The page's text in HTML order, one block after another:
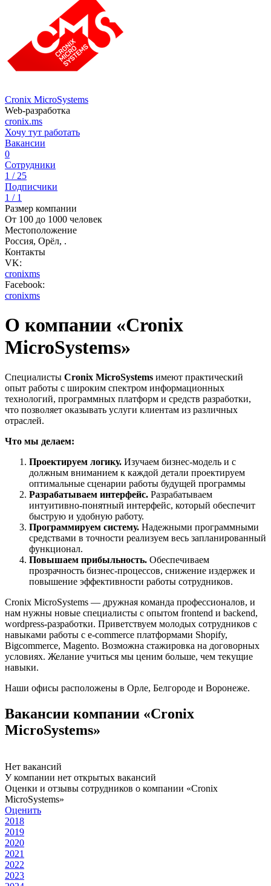
Cronix MicroSystems
Web-разработка
cronix.ms
Хочу тут работать
Вакансии
0
Сотрудники
1 / 25
Подписчики
1 / 1
Размер компании
От 100 до 1000 человек
Местоположение
Россия, Орёл, .
Контакты
VK:
cronixms
Facebook:
cronixms
О компании «Cronix
MicroSystems»
Специалисты Cronix MicroSystems имеют практический
опыт работы с широким спектром информационных
технологий, программных платформ и средств разработки,
что позволяет оказывать услуги клиентам из различных
отраслей.
Что мы делаем:
Проектируем логику. Изучаем бизнес-модель и с
должным вниманием к каждой детали проектируем
оптимальные сценарии работы будущей программы
Разрабатываем интерфейс. Разрабатываем
интуитивно-понятный интерфейс, который обеспечит
быструю и удобную работу.
Программируем систему. Надежными программными
средствами в точности реализуем весь запланированный
функционал.
Повышаем прибыльность. Обеспечиваем
прозрачность бизнес-процессов, снижение издержек и
повышение эффективности работы сотрудников.
Cronix MicroSystems — дружная команда профессионалов, и
нам нужны новые специалисты с опытом frontend и backend,
wordpress-разработки. Приветствуем молодых сотрудников с
навыками работы с e-commerce платформами Shopify,
Bigcommerce, Magento. Возможна стажировка на договорных
условиях. Желание учиться мы ценим больше, чем текущие
навыки.
Наши офисы расположены в Орле, Белгороде и Воронеже.
Вакансии компании «Cronix
MicroSystems»
Нет вакансий
У компании нет открытых вакансий
Оценки и отзывы сотрудников о компании «Cronix
MicroSystems»
Оценить
2018
2019
2020
2021
2022
2023